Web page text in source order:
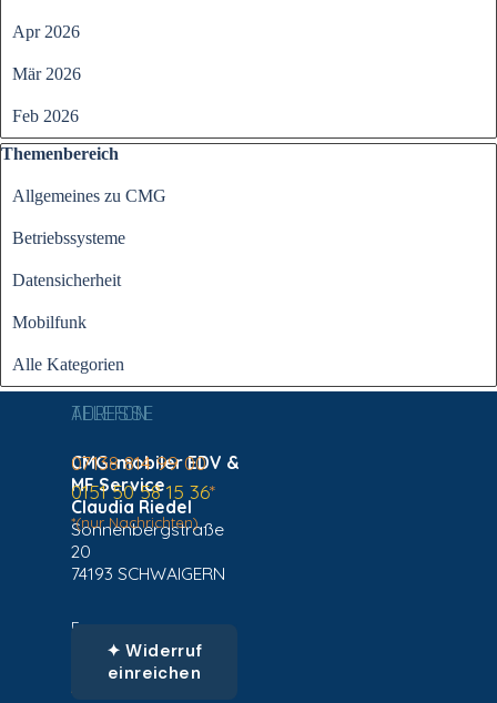
Apr 2026
Mär 2026
Feb 2026
Block überspringen Themenbereich
Themenbereich
Allgemeines zu CMG
Betriebssysteme
Datensicherheit
Mobilfunk
Alle Kategorien
Fragen zu
AGBs
ADRESSE
CMG-mobiler EDV &
MF Service
Claudia Riedel
Sonnenbergstraße
20
74193 SCHWAIGERN
TELEFON
07138 814 99 00
0151 50 58 15 36*
*(nur Nachrichten)
✦ Widerruf
einreichen